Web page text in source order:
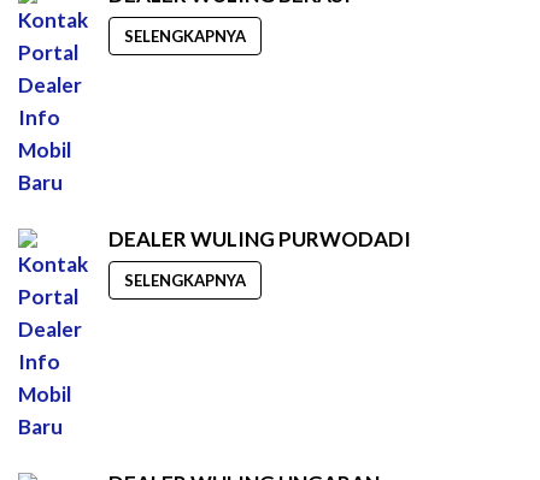
SELENGKAPNYA
DEALER WULING PURWODADI
SELENGKAPNYA